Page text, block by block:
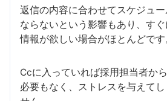
返信の内容に合わせてスケジュ
ならないという影響もあり、す
情報が欲しい場合がほとんどです
Ccに入っていれば採用担当者か
必要もなく、ストレスを与えて